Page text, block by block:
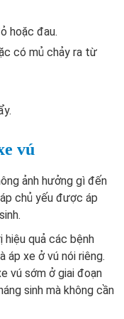
hoặc đau.
có mủ chảy ra từ
vú
ảnh hưởng gì đến
chủ yếu được áp
hiệu quả các bệnh
áp xe ở vú nói riêng.
vú sớm ở giai đoạn
sinh mà không cần